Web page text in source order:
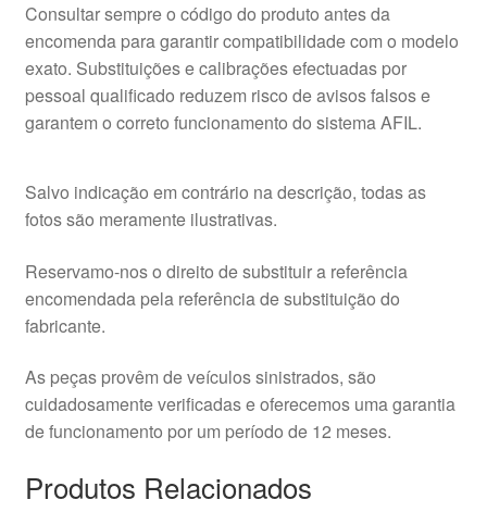
Consultar sempre o código do produto antes da
encomenda para garantir compatibilidade com o modelo
exato. Substituições e calibrações efectuadas por
pessoal qualificado reduzem risco de avisos falsos e
garantem o correto funcionamento do sistema AFIL.
Salvo indicação em contrário na descrição, todas as
fotos são meramente ilustrativas.
Reservamo-nos o direito de substituir a referência
encomendada pela referência de substituição do
fabricante.
As peças provêm de veículos sinistrados, são
cuidadosamente verificadas e oferecemos uma garantia
de funcionamento por um período de 12 meses.
Produtos Relacionados